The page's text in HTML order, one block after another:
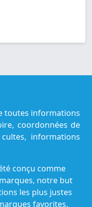
toutes informations
coordonnées de
informations
conçu comme
notre but
les plus justes
favorites.